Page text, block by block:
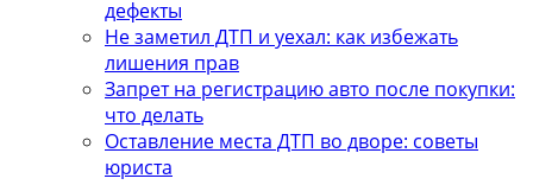
дефекты
Не заметил ДТП и уехал: как избежать
лишения прав
Запрет на регистрацию авто после покупки:
что делать
Оставление места ДТП во дворе: советы
юриста